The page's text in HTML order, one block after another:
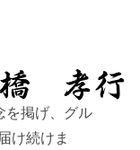
を掲げ、グル
け続けま